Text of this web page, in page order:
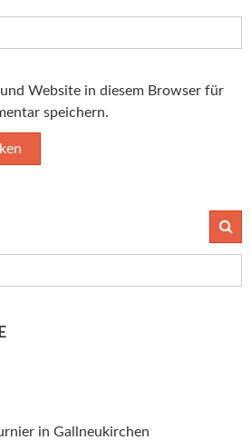
Website in diesem Browser für
speichern.
in Gallneukirchen